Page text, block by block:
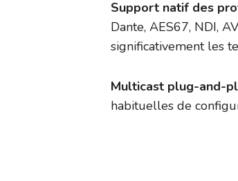
Support natif des
Dante, AES67, NDI,
significativement les
Multicast plug-and-
habituelles de